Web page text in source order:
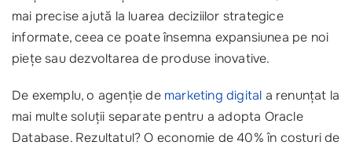
mai precise ajută la luarea deciziilor strategice
informate, ceea ce poate însemna expansiunea pe noi
piețe sau dezvoltarea de produse inovative.
De exemplu, o agenție de marketing digital a renunțat la
mai multe soluții separate pentru a adopta Oracle
Database. Rezultatul? O economie de 40% în costuri de